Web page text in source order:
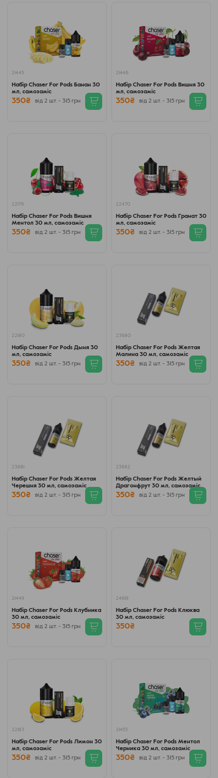
21445
Набір Chaser For Pods Банан 30
мл, самозаміс
350₴ від 2 шт. - 315 грн
21446
Набір Chaser For Pods Вишня 30
мл, самозаміс
350₴ від 2 шт. - 315 грн
22179
Набір Chaser For Pods Вишня
Ментол 30 мл, самозаміс
350₴ від 2 шт. - 315 грн
22470
Набір Chaser For Pods Гранат 30
мл, самозаміс
350₴ від 2 шт. - 315 грн
22180
Набір Chaser For Pods Дыня 30
мл, самозаміс
350₴ від 2 шт. - 315 грн
23680
Набір Chaser For Pods Желтая
Малина 30 мл, самозаміс
350₴ від 2 шт. - 315 грн
23681
Набір Chaser For Pods Желтая
Черешня 30 мл, самозаміс
350₴ від 2 шт. - 315 грн
23682
Набір Chaser For Pods Желтый
Драгонфрут 30 мл, самозаміс
350₴ від 2 шт. - 315 грн
21449
Набір Chaser For Pods Клубника
30 мл, самозаміс
350₴ від 2 шт. - 315 грн
24619
Набір Chaser For Pods Клюква
30 мл, самозаміс
350₴
22183
Набір Chaser For Pods Лимон 30
мл, самозаміс
350₴ від 2 шт. - 315 грн
21453
Набір Chaser For Pods Ментол
Черника 30 мл, самозаміс
350₴ від 2 шт. - 315 грн